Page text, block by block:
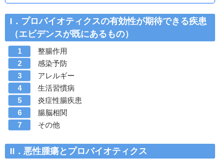
I．プロバイオティクスの有効性が期待できる疾患
（エビデンスが既にあるもの）
整腸作用
感染予防
アレルギー
生活習慣病
炎症性腸疾患
腸脳相関
その他
II．悪性腫瘍とプロバイオティクス